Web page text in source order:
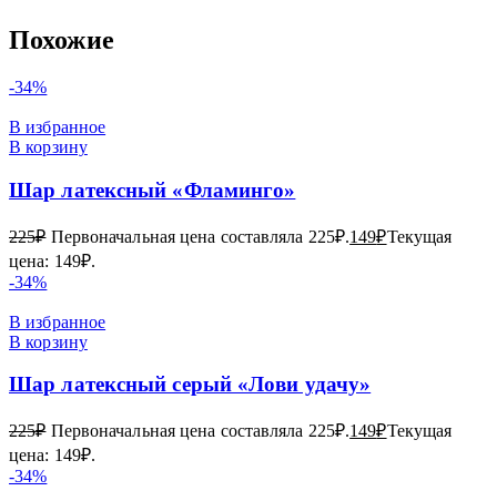
Похожие
-34%
В избранное
В корзину
Шар латексный «Фламинго»
225₽ Первоначальная цена составляла 225₽.149₽Текущая
цена: 149₽.
-34%
В избранное
В корзину
Шар латексный серый «Лови удачу»
225₽ Первоначальная цена составляла 225₽.149₽Текущая
цена: 149₽.
-34%